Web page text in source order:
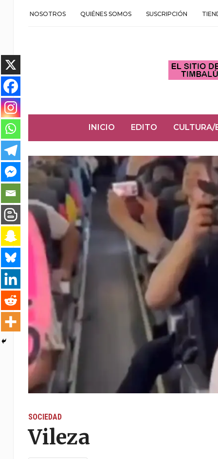
NOSOTROS QUIÉNES SOMOS SUSCRIPCIÓN
INICIO EDITO CULTURA/
SOCIEDAD
Vileza